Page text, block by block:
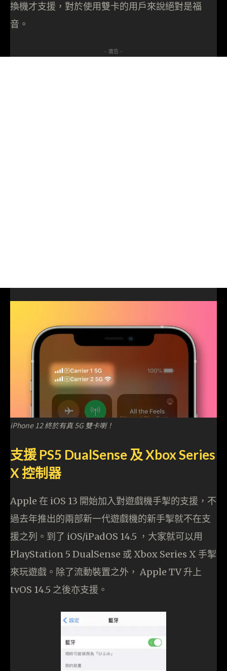
換機才支援，對於使用雙卡的用戶來說絕對是福
音。
- 廣告 -
iPhone 12 終於有真 5G 雙卡喇！
支援 PS5 DualSense 及 Xbox Series
X 控制器
Apple 在 iOS 13 開始加入對遊戲機手掣的支援，不
過去年推出的兩部新一代遊戲機的新手掣就不在支
援之列。到了 iOS/iPadOS 14.5 ，大家就可以用
PlayStation 5 DualSense 或 Xbox Series X 手掣
來玩遊戲。除了流動裝置之外， Apple TV 升上
tvOS 14.5 之後亦支援。